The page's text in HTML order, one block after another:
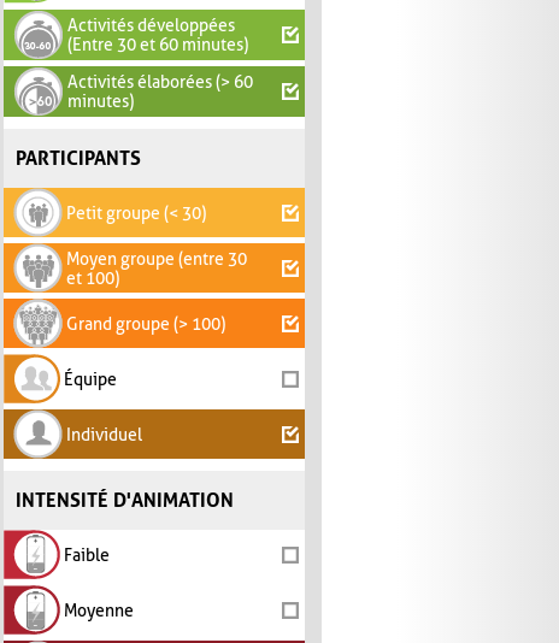
Activités développées
(Entre 30 et 60 minutes)
Activités élaborées (> 60
minutes)
PARTICIPANTS
Petit groupe (< 30)
Moyen groupe (entre 30
et 100)
Grand groupe (> 100)
Équipe
Individuel
INTENSITÉ D'ANIMATION
Faible
Moyenne